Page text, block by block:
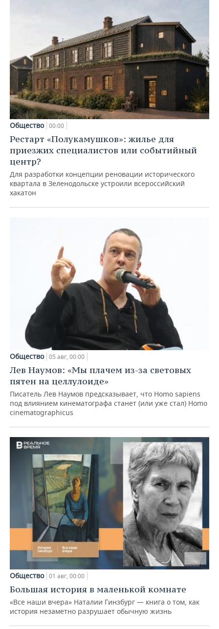
Общество 00:00
Рестарт «Полукамушков»: жилье для
приезжих специалистов или событийный
центр?
Для разработки концепции реновации исторического
квартала в Зеленодольске устроили всероссийский
хакатон
Общество 05 авг, 00:00
Лев Наумов: «Мы плачем из-за световых
пятен на целлулоиде»
Писатель Лев Наумов предсказывает, что Homo sapiens
под влиянием кинематографа станет (или уже стал) Homo
cinematographicus
Общество 01 авг, 00:00
Большая история в маленькой комнате
«Все наши вчера» Наталии Гинзбург — книга о том, как
история незаметно разрушает обычную жизнь